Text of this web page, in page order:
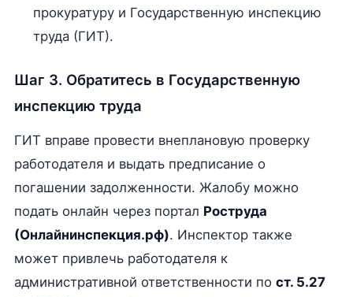
прокуратуру и Государственную инспекцию
труда (ГИТ).
Шаг 3. Обратитесь в Государственную
инспекцию труда
ГИТ вправе провести внеплановую проверку
работодателя и выдать предписание о
погашении задолженности. Жалобу можно
подать онлайн через портал Роструда
(Онлайнинспекция.рф). Инспектор также
может привлечь работодателя к
административной ответственности по ст. 5.27